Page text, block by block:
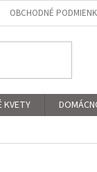
OBCHODNÉ
KVETY